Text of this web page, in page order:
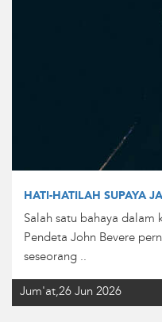
HATI-HATILAH SUPAYA
Salah satu bahaya dalam
Pendeta John Bevere
seseorang ..
Jum'at,26 Jun 2026